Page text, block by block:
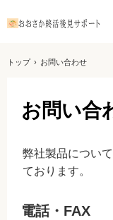
トップ › お問い合わせ
お問い合
弊社製品につい
ております。
電話・FAX